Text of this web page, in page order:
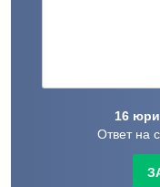
16
Ответ на